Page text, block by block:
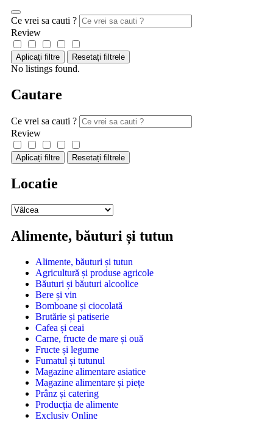
Ce vrei sa cauti ?
Review
Aplicați filtre Resetați filtrele
No listings found.
Cautare
Ce vrei sa cauti ?
Review
Aplicați filtre Resetați filtrele
Locatie
Alimente, băuturi și tutun
Alimente, băuturi și tutun
Agricultură și produse agricole
Băuturi și băuturi alcoolice
Bere și vin
Bomboane și ciocolată
Brutărie și patiserie
Cafea și ceai
Carne, fructe de mare și ouă
Fructe și legume
Fumatul și tutunul
Magazine alimentare asiatice
Magazine alimentare și piețe
Prânz și catering
Producția de alimente
Exclusiv Online